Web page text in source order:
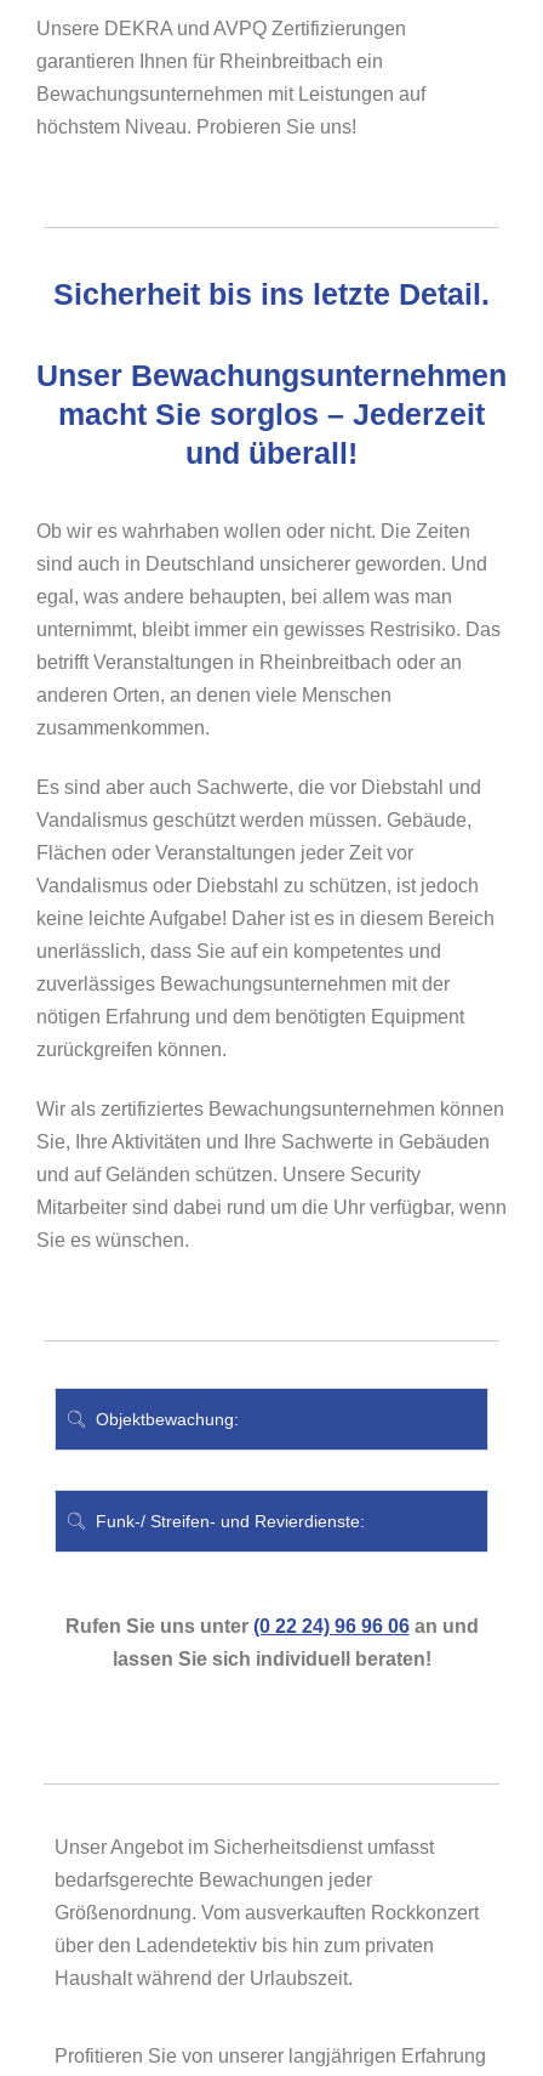
Unsere DEKRA und AVPQ Zertifizierungen
garantieren Ihnen für Rheinbreitbach ein
Bewachungsunternehmen mit Leistungen auf
höchstem Niveau. Probieren Sie uns!
Sicherheit bis ins letzte Detail.
Unser Bewachungsunternehmen
macht Sie sorglos – Jederzeit
und überall!
Ob wir es wahrhaben wollen oder nicht. Die Zeiten
sind auch in Deutschland unsicherer geworden. Und
egal, was andere behaupten, bei allem was man
unternimmt, bleibt immer ein gewisses Restrisiko. Das
betrifft Veranstaltungen in Rheinbreitbach oder an
anderen Orten, an denen viele Menschen
zusammenkommen.
Es sind aber auch Sachwerte, die vor Diebstahl und
Vandalismus geschützt werden müssen. Gebäude,
Flächen oder Veranstaltungen jeder Zeit vor
Vandalismus oder Diebstahl zu schützen, ist jedoch
keine leichte Aufgabe! Daher ist es in diesem Bereich
unerlässlich, dass Sie auf ein kompetentes und
zuverlässiges Bewachungsunternehmen mit der
nötigen Erfahrung und dem benötigten Equipment
zurückgreifen können.
Wir als zertifiziertes Bewachungsunternehmen können
Sie, Ihre Aktivitäten und Ihre Sachwerte in Gebäuden
und auf Geländen schützen. Unsere Security
Mitarbeiter sind dabei rund um die Uhr verfügbar, wenn
Sie es wünschen.
Objektbewachung:
Funk-/ Streifen- und Revierdienste:
Rufen Sie uns unter (0 22 24) 96 96 06an und
lassen Sie sich individuell beraten!
Unser Angebot im Sicherheitsdienst umfasst
bedarfsgerechte Bewachungen jeder
Größenordnung. Vom ausverkauften Rockkonzert
über den Ladendetektiv bis hin zum privaten
Haushalt während der Urlaubszeit.
Profitieren Sie von unserer langjährigen Erfahrung